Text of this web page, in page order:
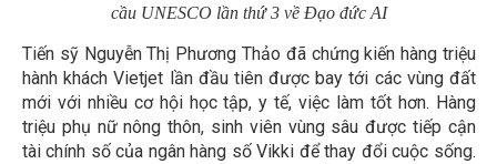
cầu UNESCO lần thứ 3 về Đạo đức AI
Tiến sỹ Nguyễn Thị Phương Thảo đã chứng kiến hàng triệu
hành khách Vietjet lần đầu tiên được bay tới các vùng đất
mới với nhiều cơ hội học tập, y tế, việc làm tốt hơn. Hàng
triệu phụ nữ nông thôn, sinh viên vùng sâu được tiếp cận
tài chính số của ngân hàng số Vikki để thay đổi cuộc sống.